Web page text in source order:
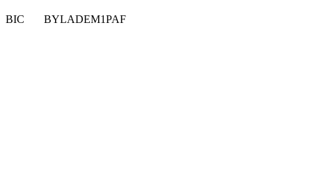
BIC BYLADEM1PAF